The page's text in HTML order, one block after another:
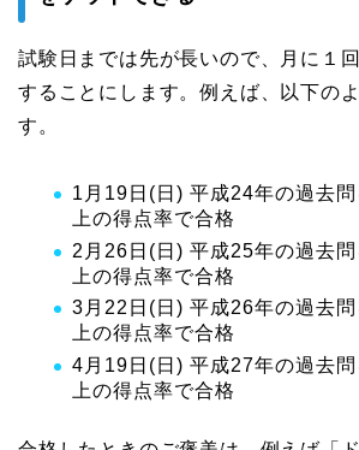
試験日までは先が長いので、月に１
することにします。例えば、以下の
す。
1月19日(日) 平成24年の過去
上の得点率で合格
2月26日(日) 平成25年の過去
上の得点率で合格
3月22日(日) 平成26年の過去
上の得点率で合格
4月19日(日) 平成27年の過去
上の得点率で合格